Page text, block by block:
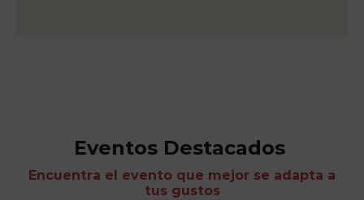
Eventos Destacados
Encuentra el evento que mejor se adapta a
tus gustos